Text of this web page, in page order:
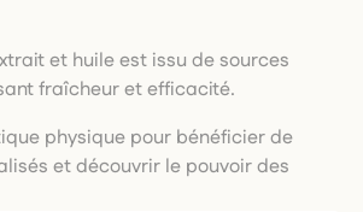
et huile est issu de sources
fraîcheur et efficacité.
physique pour bénéficier de
et découvrir le pouvoir des